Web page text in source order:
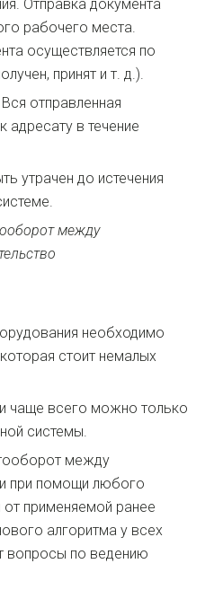
Отправка документа
рабочего места.
осуществляется по
принят и т. д.).
отправленная
адресату в течение
утрачен до истечения
необходимо
стоит немалых
чаще всего можно только
системы.
между
при помощи любого
от применяемой ранее
алгоритма у всех
вопросы по ведению